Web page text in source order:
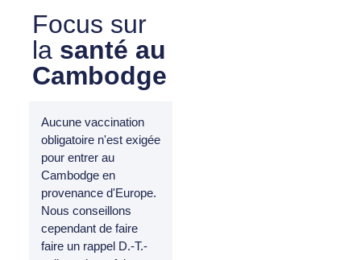
Focus sur
la santé au
Cambodge
Aucune vaccination
obligatoire n'est exigée
pour entrer au
Cambodge en
provenance d'Europe.
Nous conseillons
cependant de faire
faire un rappel D.-T.-